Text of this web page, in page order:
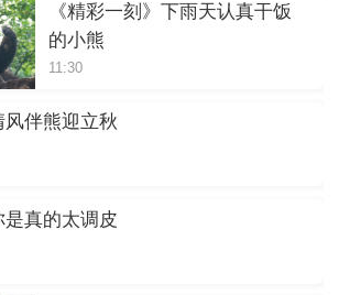
《精彩一刻》下雨天认真干饭
的小熊
11:30
风伴熊迎立秋
是真的太调皮